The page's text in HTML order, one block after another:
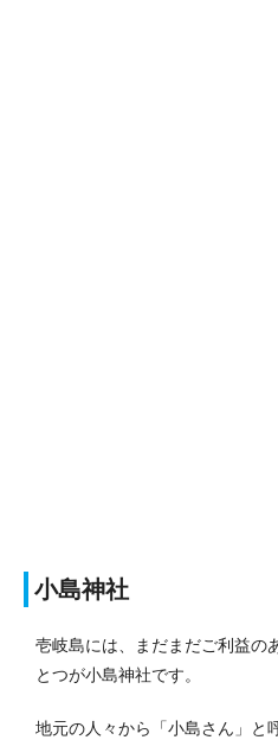
小島神社
壱岐島には、まだまだご利益の
とつが小島神社です。
地元の人々から「小島さん」と